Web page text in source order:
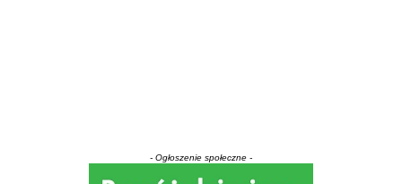
- Ogłoszenie społeczne -